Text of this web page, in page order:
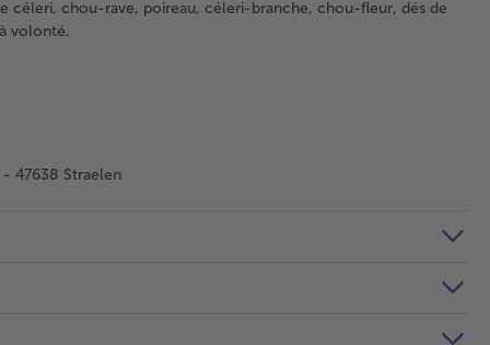
céleri, chou-rave, poireau, céleri-branche, chou-fleur, dés de
volonté.
47638 Straelen